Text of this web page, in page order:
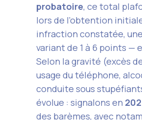
probatoire, ce total
lors de l’obtention
infraction constatée,
variant de 1 à 6 points —
Selon la gravité (excès
usage du téléphone,
conduite sous
évolue : signalons en
des barèmes, avec